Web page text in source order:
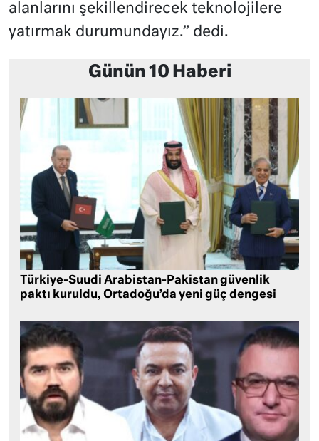
alanlarını şekillendirecek teknolojilere
yatırmak durumundayız.” dedi.
Günün 10 Haberi
Türkiye-Suudi Arabistan-Pakistan güvenlik
paktı kuruldu, Ortadoğu’da yeni güç dengesi